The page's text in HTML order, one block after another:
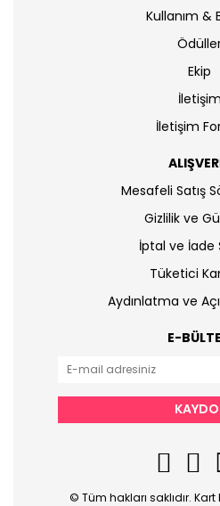
Kullanım &
Ekip
İletişim
İletişim
Mesafeli Satış
Gizlilik ve
İptal ve İade
Tüketici
Aydınlatma ve
E-
© Tüm hakları saklıdır.